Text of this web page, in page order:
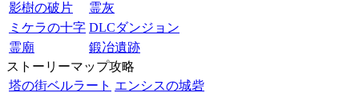
影樹の破片
霊灰
ミケラの十字 DLCダンジョン
霊廟
鍛冶遺跡
ストーリーマップ攻略
塔の街ベルラート エンシスの城砦